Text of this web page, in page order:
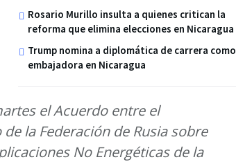
Rosario Murillo insulta a quienes critican la
reforma que elimina elecciones en Nicaragua
Trump nomina a diplomática de carrera como
embajadora en Nicaragua
el Acuerdo entre el
la Federación de Rusia sobre
No Energéticas de la